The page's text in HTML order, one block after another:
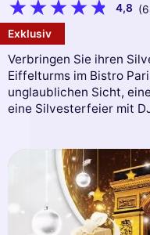
4,8
Exklusiv
Verbringen Sie ihren
Eiffelturms im Bistro
unglaublichen Sicht,
eine Silvesterfeier mit